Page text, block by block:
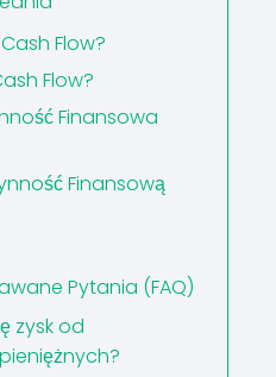
Flow?
Flow?
Finansowa
Finansową
Pytania (FAQ)
zysk od